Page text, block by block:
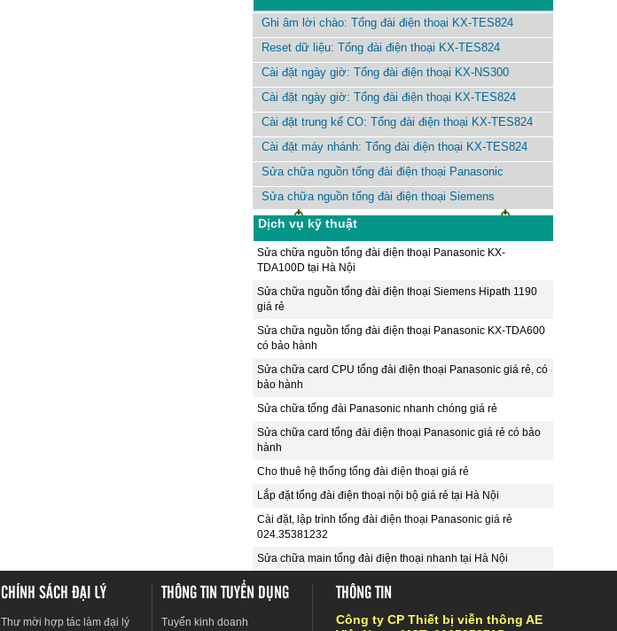
Ghi âm lời chào: Tổng đài điện thoại KX-TES824
Reset dữ liệu: Tổng đài điện thoại KX-TES824
Cài đặt ngày giờ: Tổng đài điện thoại KX-NS300
Cài đặt ngày giờ: Tổng đài điện thoại KX-TES824
Cài đặt trung kế CO: Tổng đài điện thoại KX-TES824
Cài đặt máy nhánh: Tổng đài điện thoại KX-TES824
Sửa chữa nguồn tổng đài điện thoại Panasonic
Sửa chữa nguồn tổng đài điện thoại Siemens
Dịch vụ kỹ thuật
Sửa chữa nguồn tổng đài điện thoại Panasonic KX-
TDA100D tại Hà Nội
Sửa chữa nguồn tổng đài điện thoại Siemens Hipath 1190
giá rẻ
Sửa chữa nguồn tổng đài điện thoại Panasonic KX-TDA600
có bảo hành
Sửa chữa card CPU tổng đài điện thoại Panasonic giá rẻ, có
bảo hành
Sửa chữa tổng đài Panasonic nhanh chóng giá rẻ
Sửa chữa card tổng đài điện thoại Panasonic giá rẻ có bảo
hành
Cho thuê hệ thống tổng đài điện thoại giá rẻ
Lắp đặt tổng đài điện thoại nội bộ giá rẻ tại Hà Nội
Cài đặt, lập trình tổng đài điện thoại Panasonic giá rẻ
024.35381232
Sửa chữa main tổng đài điện thoại nhanh tại Hà Nội
CHÍNH SÁCH ĐẠI LÝ
Thư mời hợp tác làm đại lý
THÔNG TIN TUYỂN DỤNG
Tuyển kinh doanh
THÔNG TIN
Công ty CP Thiết bị viễn thông AE